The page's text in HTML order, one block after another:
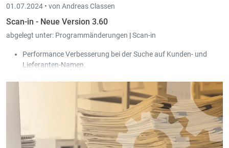
01.07.2024 • von Andreas Classen
Scan-in - Neue Version 3.60
abgelegt unter: Programmänderungen |Scan-in
Performance Verbesserung bei der Suche auf Kunden- und
Lieferanten-Namen.